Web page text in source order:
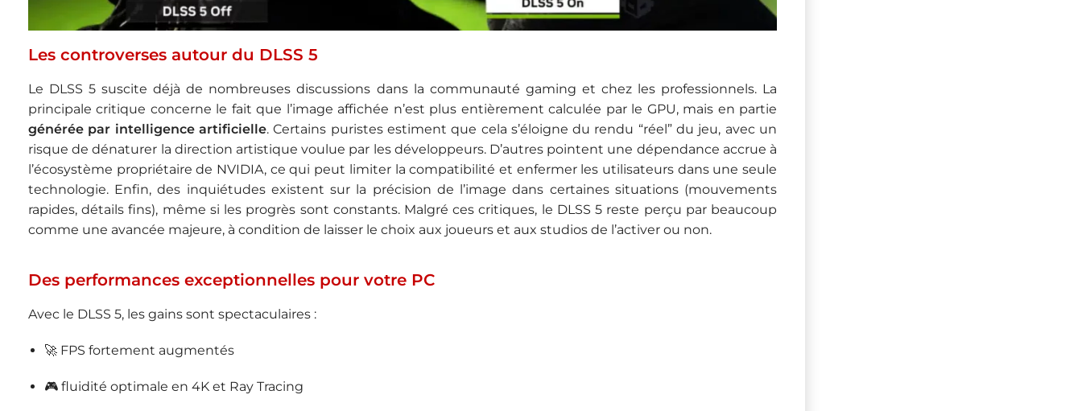
Les controverses autour du DLSS 5
Le DLSS 5 suscite déjà de nombreuses discussions dans la communauté gaming et chez les professionnels. La
principale critique concerne le fait que l’image affichée n’est plus entièrement calculée par le GPU, mais en partie
générée par intelligence artificielle. Certains puristes estiment que cela s’éloigne du rendu “réel” du jeu, avec un
risque de dénaturer la direction artistique voulue par les développeurs. D’autres pointent une dépendance accrue à
l’écosystème propriétaire de NVIDIA, ce qui peut limiter la compatibilité et enfermer les utilisateurs dans une seule
technologie. Enfin, des inquiétudes existent sur la précision de l’image dans certaines situations (mouvements
rapides, détails fins), même si les progrès sont constants. Malgré ces critiques, le DLSS 5 reste perçu par beaucoup
comme une avancée majeure, à condition de laisser le choix aux joueurs et aux studios de l’activer ou non.
Des performances exceptionnelles pour votre PC
Avec le DLSS 5, les gains sont spectaculaires :
🚀 FPS fortement augmentés
🎮 fluidité optimale en 4K et Ray Tracing